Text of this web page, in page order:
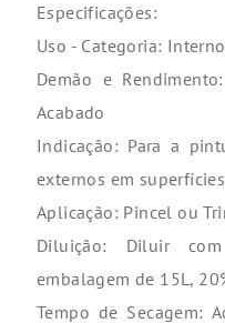
Especificações:
Uso - Categoria:
Demão e
Acabado
Indicação: Para a
externos em
Aplicação: Pincel ou
Diluição: Diluir
embalagem de 15L,
Tempo de Secagem: